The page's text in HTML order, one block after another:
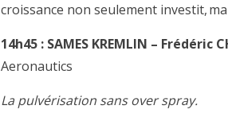
croissance non seulement investit,
14h45 : SAMES KREMLIN – Frédéric
Aeronautics
La pulvérisation sans over spray.